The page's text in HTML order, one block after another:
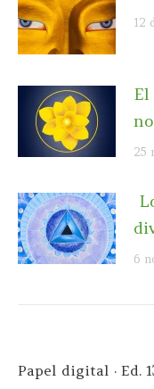
12
El
25
6
Papel digital · Ed.